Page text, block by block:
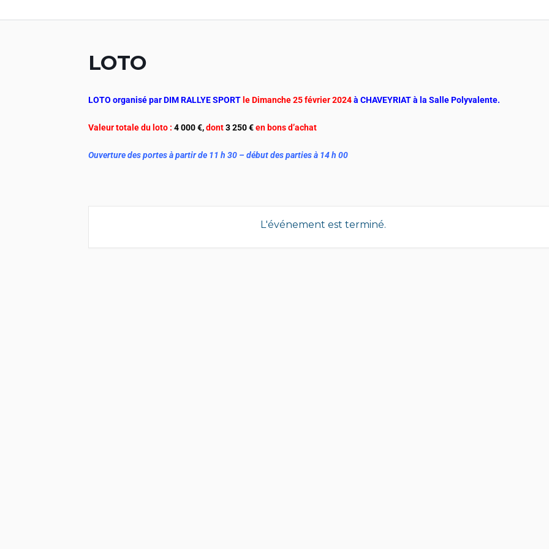
LOTO
LOTO organisé par DIM RALLYE SPORT le Dimanche 25 février 2024à CHAVEYRIAT à la Salle Polyvalente.
Valeur totale du loto : 4 000 €,dont3 250 €en bons d’achat
Ouverture des portes à partir de 11 h 30 – début des parties à 14 h 00
L'événement est terminé.